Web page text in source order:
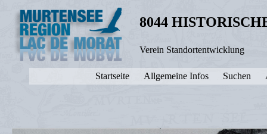
8044
Verein Standortentwicklung
Startseite Allgemeine Infos Suchen